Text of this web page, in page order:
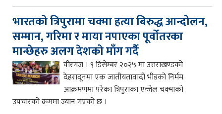
भारतको त्रिपुरामा चक्मा हत्या बिरुद्ध आन्दोलन,
सम्मान, गरिमा र माया नपाएका पूर्वोतरका
मान्छेहरु अलग देशको माँग गर्दै
वीरगंज । ९ डिसेम्बर २०२५ मा उत्तराखण्डको
देहरादूनमा एक जातीयतावादी भीडको निर्मम
आक्रमणमा परेका त्रिपुराका एन्जेल चक्माको
उपचारको क्रममा ज्यान गएको छ ।